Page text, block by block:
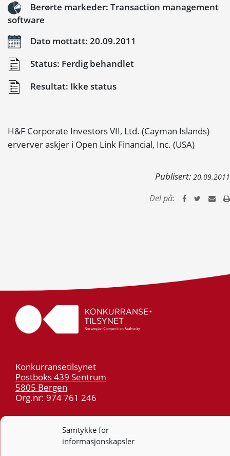
Samtykke for
informasjonskapsler
Berørte markeder: Transaction management
software
Dato mottatt: 20.09.2011
Status: Ferdig behandlet
Resultat: Ikke status
H&F Corporate Investors VII, Ltd. (Cayman Islands)
erverver askjer i Open Link Financial, Inc. (USA)
Publisert: 20.09.2011
Del på:
Konkurransetilsynet
Postboks 439 Sentrum
5805 Bergen
Org.nr: 974 761 246
55 59 75 00
post@kt.no